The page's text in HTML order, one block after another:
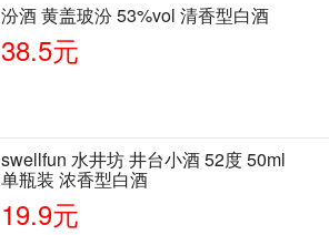
汾酒 黄盖玻汾 53%vol 清香型白酒
38.5元
swellfun 水井坊 井台小酒 52度 50ml
单瓶装 浓香型白酒
19.9元